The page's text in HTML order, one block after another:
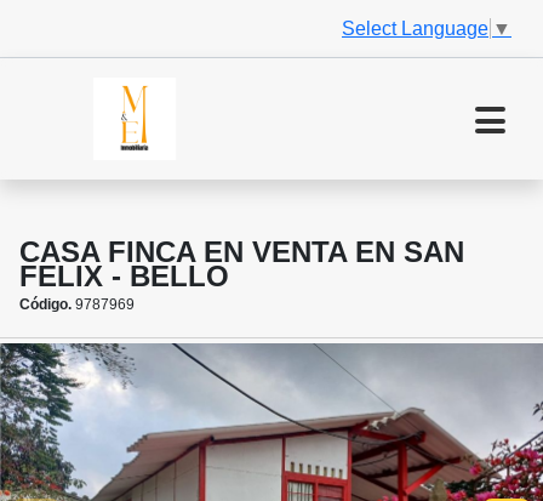
Select Language ▼
CASA FINCA EN VENTA EN SAN
FELIX - BELLO
Código. 9787969